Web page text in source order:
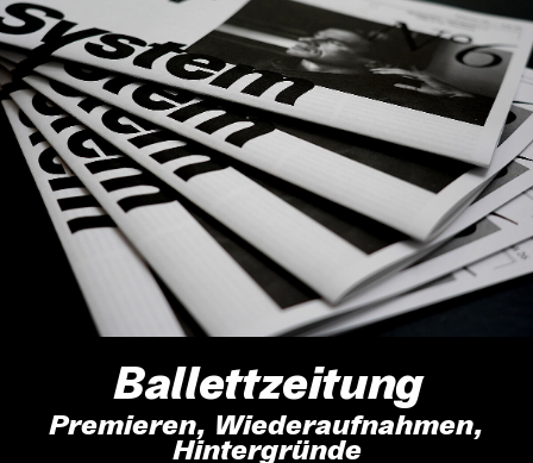
Ballettzeitung
Premieren, Wiederaufnahmen,
Hintergründe